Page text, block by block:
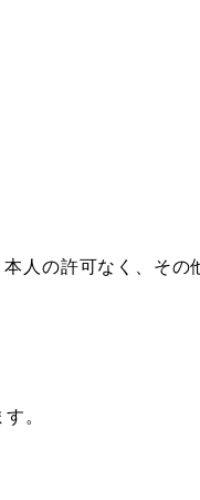
人の許可なく、その
。